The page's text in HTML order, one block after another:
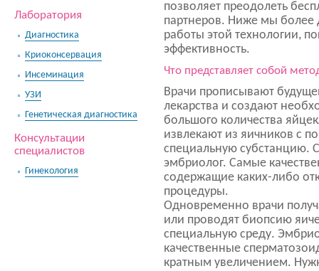
Лаборатория
Диагностика
Криоконсервация
Инсеминация
УЗИ
Генетическая диагностика
Консультации
специалистов
Гинекология
позволяет преодолеть
партнеров. Ниже мы
работы этой технологии,
эффективность.
Что представляет собой
Врачи прописывают
лекарства и создают
большого количества
извлекают из яичников с
специальную субстанцию.
эмбриолог. Самые
содержащие каких-либо
процедуры.
Одновременно врачи
или проводят биопсию
специальную среду.
качественные
кратным увеличением.